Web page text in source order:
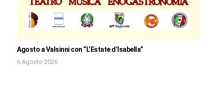
Agosto a Valsinni con “L’Estate d’Isabella”
6 Agosto 2026